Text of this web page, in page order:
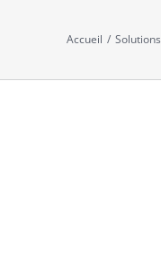
Accueil / Solutions